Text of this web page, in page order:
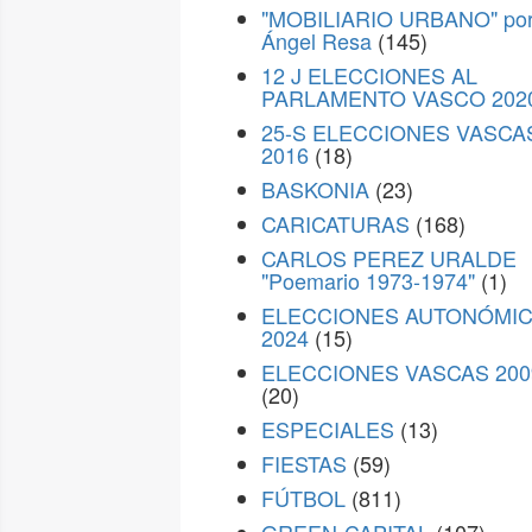
"MOBILIARIO URBANO"
Ángel Resa (145)
12 J ELECCIONES AL
PARLAMENTO VASCO
25-S ELECCIONES
2016 (18)
BASKONIA (23)
CARICATURAS (168)
CARLOS PEREZ URALDE
"Poemario 1973-1974" (1)
ELECCIONES
2024 (15)
ELECCIONES VASCAS
(20)
ESPECIALES (13)
FIESTAS (59)
FÚTBOL (811)